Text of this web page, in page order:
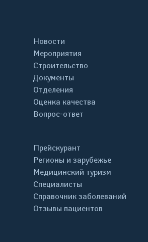
Новости
Мероприятия
Строительство
Документы
Отделения
Оценка качества
Вопрос-ответ
Прейскурант
Регионы и зарубежье
Медицинский туризм
Специалисты
Справочник заболеваний
Отзывы пациентов